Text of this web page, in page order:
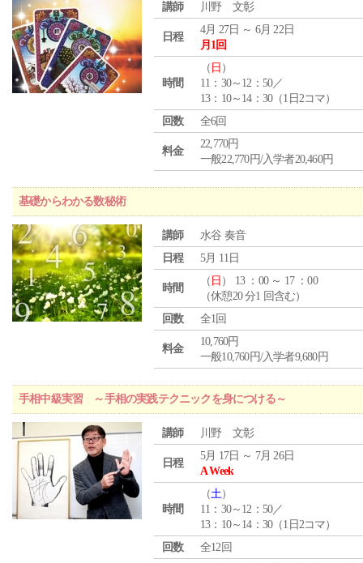
講師 川野 文彰
日程
4月 27日 ～ 6月 22日
月1回
時間
（ 日 ）
11：30～12：50／
13：10～14：30（1日2コマ）
回数
全6回
料金
22,770円
一般22,770円/入学者20,460円
基礎からわかる数秘術
講師
水谷 奏音
日程
5月 11日
時間
（ 日 ） 13 ：00 ～ 17 ：00
（休憩20 分1 回含む）
回数
全1回
料金
10,760円
一般10,760円/入学者9,680円
手相中級実習 ～手相の実践テクニックを身につける～
講師 川野 文彰
日程
5月 17日 ～ 7月 26日
A Week
時間
（土）
11：30～12：50／
13：10～14：30（1日2コマ）
回数
全12回